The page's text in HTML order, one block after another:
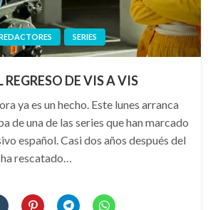
SERIES
REGRESO DE VIS A VIS
ya es un hecho. Este lunes arranca
de una de las series que han marcado
español. Casi dos años después del
rescatado…